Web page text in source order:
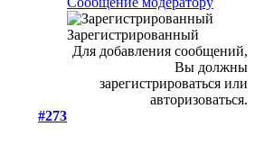
Зарегистрированный
Для добавления сообщений,
Вы должны
зарегистрироваться или
авторизоваться.
#273